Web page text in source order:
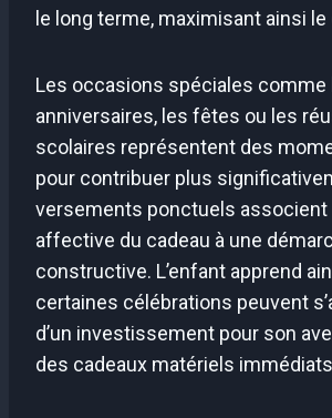
le long terme, maximisant ainsi le
Les occasions spéciales comme
anniversaires, les fêtes ou les
scolaires représentent des
pour contribuer plus
versements ponctuels associent
affective du cadeau à une
constructive. L’enfant apprend
certaines célébrations peuvent
d’un investissement pour son
des cadeaux matériels